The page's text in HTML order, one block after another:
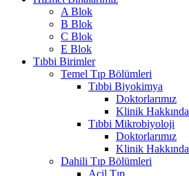
A Blok
B Blok
C Blok
E Blok
Tıbbi Birimler
Temel Tıp Bölümleri
Tıbbi Biyokimya
Doktorlarımız
Klinik Hakkında
Tıbbi Mikrobiyoloji
Doktorlarımız
Klinik Hakkında
Dahili Tıp Bölümleri
Acil Tıp